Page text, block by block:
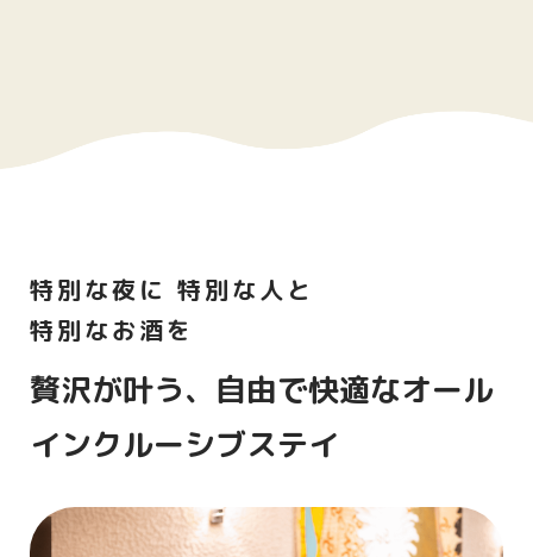
＜前菜＞
国産鶏のコンフィ
本日のパン
ガーリックハーブオイルにて
＜スープ＞
季節のポタージュ
＜魚＞
ソースデュクレレ風
特別な夜に 特別な人と
特別なお酒を
贅沢が叶う、自由で快適なオール
インクルーシブステイ